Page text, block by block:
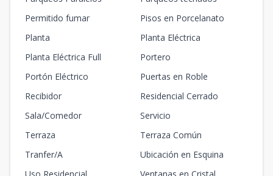
Permitido fumar
Pisos en Porcelanato
Planta
Planta Eléctrica
Planta Eléctrica Full
Portero
Portón Eléctrico
Puertas en Roble
Recibidor
Residencial Cerrado
Sala/Comedor
Servicio
Terraza
Terraza Común
Tranfer/A
Ubicación en Esquina